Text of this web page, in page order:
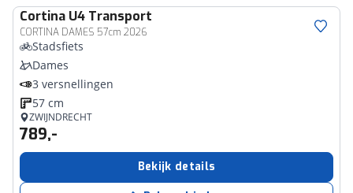
Cortina U4 Transport
CORTINA DAMES 57cm 2026
Stadsfiets
Dames
3 versnellingen
57 cm
ZWIJNDRECHT
789,-
Bekijk details